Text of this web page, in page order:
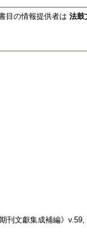
目の情報提供者は 法
刊文獻集成補編》